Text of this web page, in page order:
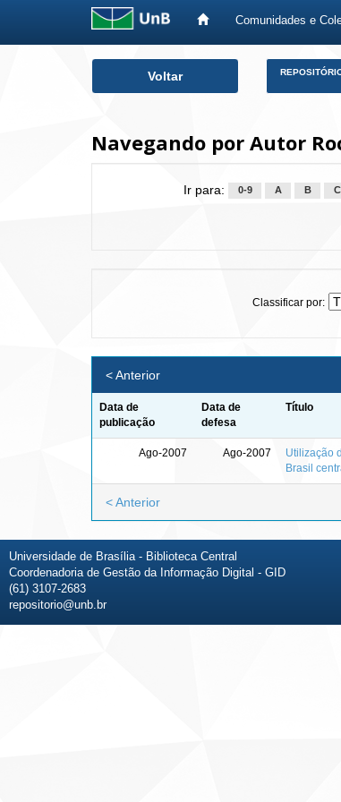
Comunidades e
Voltar
Navegando por Autor
Ir para: 0-9 A B C
Classificar por:
< Anterior
Data de
publicação
Data de
defesa
Título
Ago-2007 Ago-2007
Utilização
Brasil
< Anterior
Universidade de Brasília - Biblioteca Central
Coordenadoria de Gestão da Informação Digital - GID
(61) 3107-2683
repositorio@unb.br